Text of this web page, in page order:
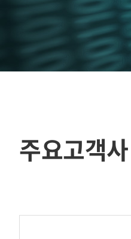
주요고객사